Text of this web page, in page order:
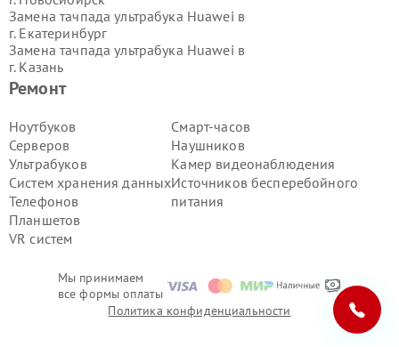
Мы принимаем
все формы оплаты
Ремонт
Ноутбуков
Серверов
Ультрабуков
Систем хранения данных
Телефонов
Планшетов
VR систем
Смарт-часов
Наушников
Камер видеонаблюдения
Источников бесперебойного
питания
Замена тачпада ультрабука Huawei в
г. Екатеринбург
Замена тачпада ультрабука Huawei в
г. Казань
Замена тачпада ультрабука Huawei в
г. Воронеж
Замена тачпада ультрабука Huawei в
г.Волгоград
Замена тачпада ультрабука Huawei в
г.Самара
Замена тачпада ультрабука Huawei в
г.Пермь
Замена тачпада ультрабука Huawei в
г.Красноярск
Ижевск
Замена тачпада ультрабука Huawei в
Челябинск
Замена тачпада ультрабука Huawei в
Политика конфиденциальности